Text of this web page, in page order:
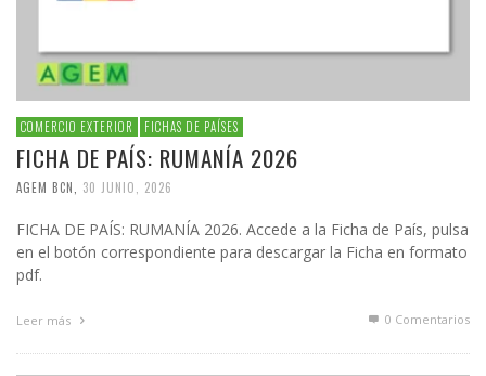
COMERCIO EXTERIOR FICHAS DE PAÍSES
FICHA DE PAÍS: RUMANÍA 2026
AGEM BCN 30 JUNIO, 2026
FICHA DE PAÍS: RUMANÍA 2026. Accede a la Ficha de País, pulsa
en el botón correspondiente para descargar la Ficha en formato
pdf.
Leer más 0 Comentarios